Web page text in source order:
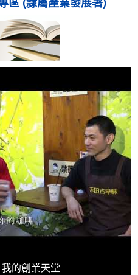
的創業天堂